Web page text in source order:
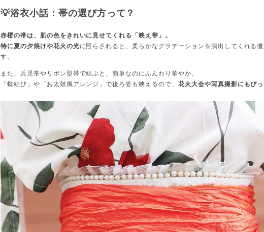
💡浴衣小話：帯の選び方って？
赤橙の帯は、肌の色をきれいに見せてくれる「映え帯」。
特に夏の夕焼けや花火の光に照らされると、柔らかなグラデーションを演出してくれる
す。
また、兵児帯やリボン型帯で結ぶと、簡単なのにふんわり華やか。
「蝶結び」や「お太鼓風アレンジ」で後ろ姿も映えるので、 花火大会や写真撮影にもぴ